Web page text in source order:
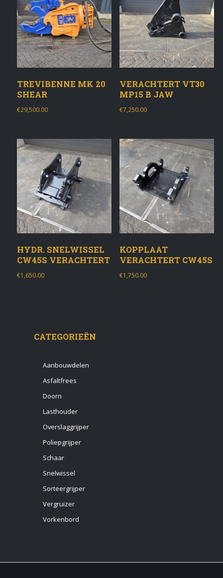
TREVIBENNE MK 20
SHEAR
€29,500.00
VERACHTERT VT30
MP15 B JAW
€7,250.00
HYDR. SNELWISSEL
CW45S VERACHTERT
€1,650.00
KOPPLAAT
VERACHTERT CW45S
€1,750.00
CATEGORIEËN
Aanbouwdelen
Asfaltfrees
Doorn
Lasthouder
Overslaggrijper
Poliepgrijper
Schaar
Snelwissel
Sorteergrijper
Vergruizer
Vorkenbord